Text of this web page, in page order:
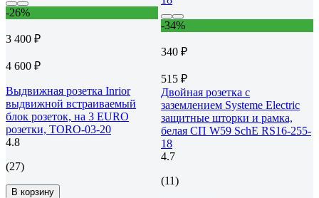
-26%
3 400 ₽
4 600 ₽
Выдвижная розетка Inrior
выдвижной встраиваемый
блок розеток, на 3 EURO
розетки, TORO-03-20
4.8
(27)
В корзину
-34%
340 ₽
515 ₽
Двойная розетка с
заземлением Systeme Electric
защитные шторки и рамка,
белая СП W59 SchE RS16-255-
18
4.7
(11)